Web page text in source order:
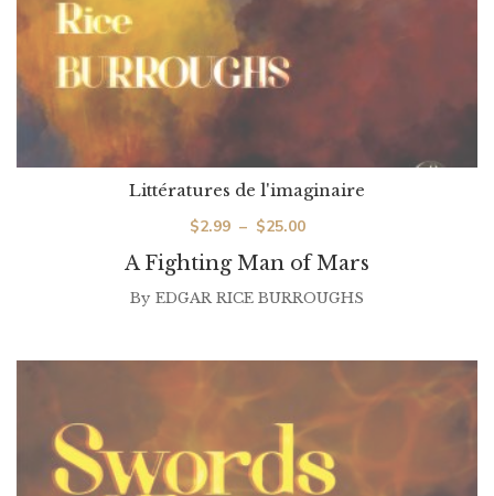
A Fighting Man of Mars
Littératures de l'imaginaire
$2.99 – $25.00Plage
de
prix :
$25.00
By EDGAR RICE BURROUGHS